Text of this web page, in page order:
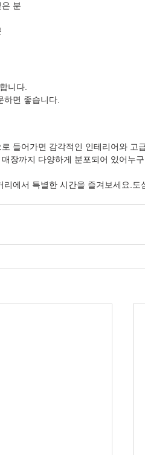
분
니다.
하면 좋습니다.
들어가면 감각적인 인테리어와 고
장까지 다양하게 분포되어 있어누
에서 특별한 시간을 즐겨보세요.도